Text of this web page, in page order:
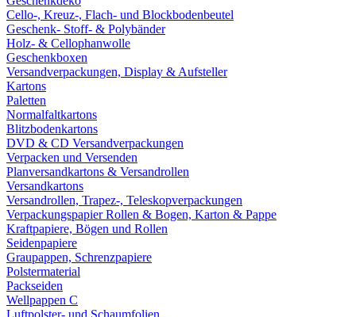
Cello-, Kreuz-, Flach- und Blockbodenbeutel
Geschenk- Stoff- & Polybänder
Holz- & Cellophanwolle
Geschenkboxen
Versandverpackungen, Display & Aufsteller
Kartons
Paletten
Normalfaltkartons
Blitzbodenkartons
DVD & CD Versandverpackungen
Verpacken und Versenden
Planversandkartons & Versandrollen
Versandkartons
Versandrollen, Trapez-, Teleskopverpackungen
Verpackungspapier Rollen & Bogen, Karton & Pappe
Kraftpapiere, Bögen und Rollen
Seidenpapiere
Graupappen, Schrenzpapiere
Polstermaterial
Packseiden
Wellpappen C